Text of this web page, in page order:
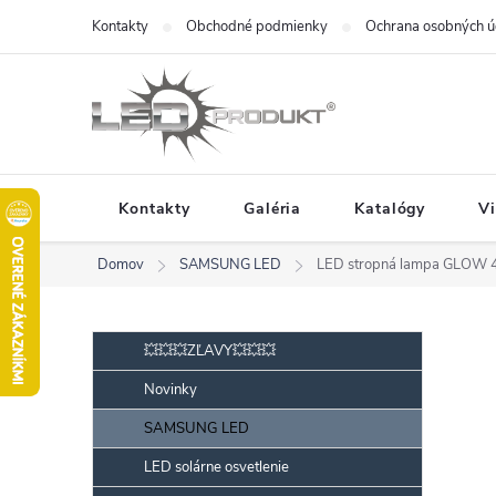
obsah
Kontakty Obchodné podmienky Ochrana osobných
Kontakty Galéria Katalógy
Domov SAMSUNG LED LED stropná lampa GLOW
o
č
n
Preskočiť
kategórie💥💥💥ZĽAVY💥💥💥
Novinky
SAMSUNG LED
LED solárne osvetlenie